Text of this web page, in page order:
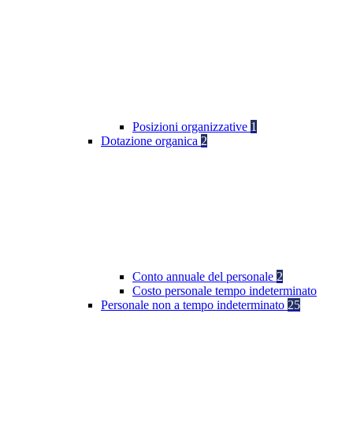
Posizioni organizzative 1
Dotazione organica 2
Conto annuale del personale 2
Costo personale tempo indeterminato
Personale non a tempo indeterminato 25